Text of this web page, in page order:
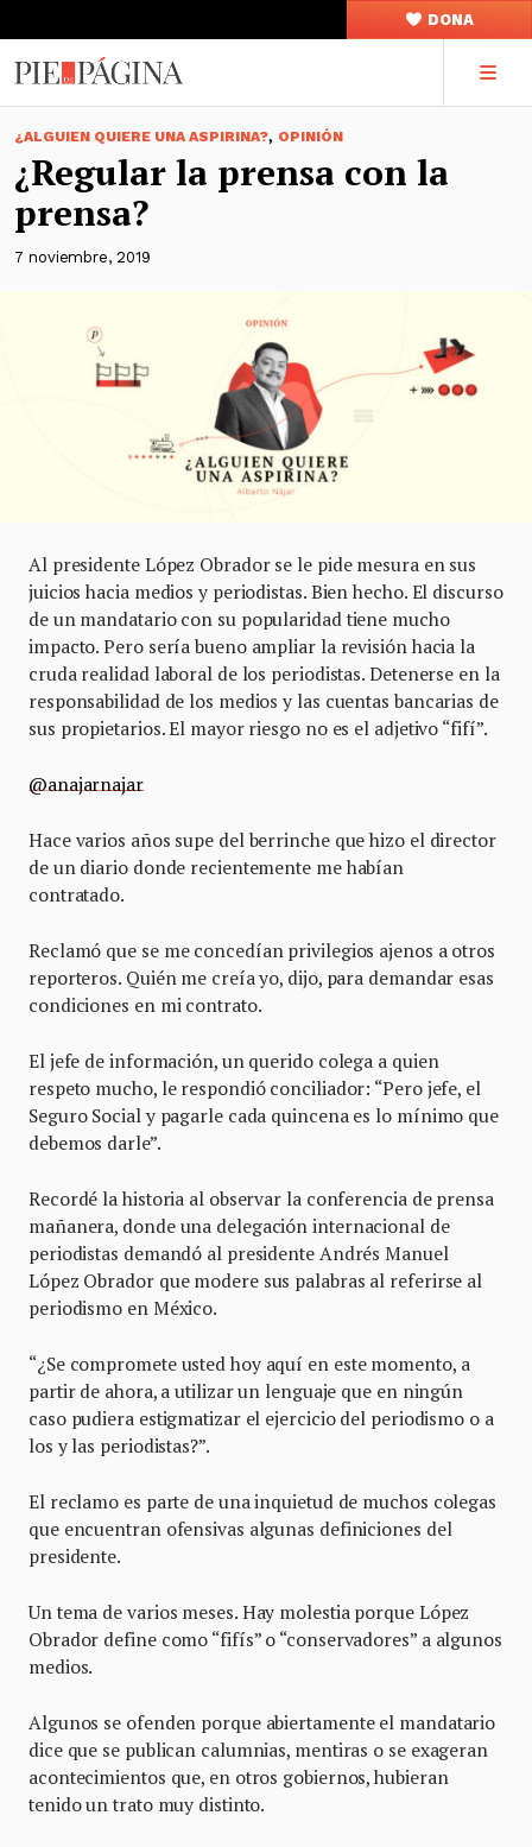
DONA
¿ALGUIEN QUIERE UNA ASPIRINA?, OPINIÓN
¿Regular la prensa con la
prensa?
7 noviembre, 2019
Al presidente López Obrador se le pide mesura en sus
juicios hacia medios y periodistas. Bien hecho. El discurso
de un mandatario con su popularidad tiene mucho
impacto. Pero sería bueno ampliar la revisión hacia la
cruda realidad laboral de los periodistas. Detenerse en la
responsabilidad de los medios y las cuentas bancarias de
sus propietarios. El mayor riesgo no es el adjetivo “fifí”.
@anajarnajar
Hace varios años supe del berrinche que hizo el director
de un diario donde recientemente me habían
contratado.
Reclamó que se me concedían privilegios ajenos a otros
reporteros. Quién me creía yo, dijo, para demandar esas
condiciones en mi contrato.
El jefe de información, un querido colega a quien
respeto mucho, le respondió conciliador: “Pero jefe, el
Seguro Social y pagarle cada quincena es lo mínimo que
debemos darle”.
Recordé la historia al observar la conferencia de prensa
mañanera, donde una delegación internacional de
periodistas demandó al presidente Andrés Manuel
López Obrador que modere sus palabras al referirse al
periodismo en México.
“¿Se compromete usted hoy aquí en este momento, a
partir de ahora, a utilizar un lenguaje que en ningún
caso pudiera estigmatizar el ejercicio del periodismo o a
los y las periodistas?”.
El reclamo es parte de una inquietud de muchos colegas
que encuentran ofensivas algunas definiciones del
presidente.
Un tema de varios meses. Hay molestia porque López
Obrador define como “fifís” o “conservadores” a algunos
medios.
Algunos se ofenden porque abiertamente el mandatario
dice que se publican calumnias, mentiras o se exageran
acontecimientos que, en otros gobiernos, hubieran
tenido un trato muy distinto.